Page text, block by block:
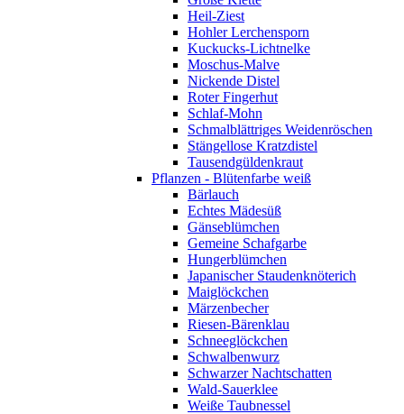
Heil-Ziest
Hohler Lerchensporn
Kuckucks-Lichtnelke
Moschus-Malve
Nickende Distel
Roter Fingerhut
Schlaf-Mohn
Schmalblättriges Weidenröschen
Stängellose Kratzdistel
Tausendgüldenkraut
Pflanzen - Blütenfarbe weiß
Bärlauch
Echtes Mädesüß
Gänseblümchen
Gemeine Schafgarbe
Hungerblümchen
Japanischer Staudenknöterich
Maiglöckchen
Märzenbecher
Riesen-Bärenklau
Schneeglöckchen
Schwalbenwurz
Schwarzer Nachtschatten
Wald-Sauerklee
Weiße Taubnessel